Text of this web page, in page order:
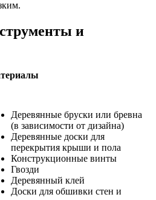
и
Деревянные бруски или бревна
(в зависимости от дизайна)
Деревянные доски для
перекрытия крыши и пола
Конструкционные винты
Гвозди
Деревянный клей
Доски для обшивки стен и